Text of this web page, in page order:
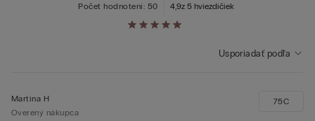
4,9z 5 hviezdičiek
Počet hodnotení: 50
Usporiadať podľa
Martina H
Overený nákupca
75C